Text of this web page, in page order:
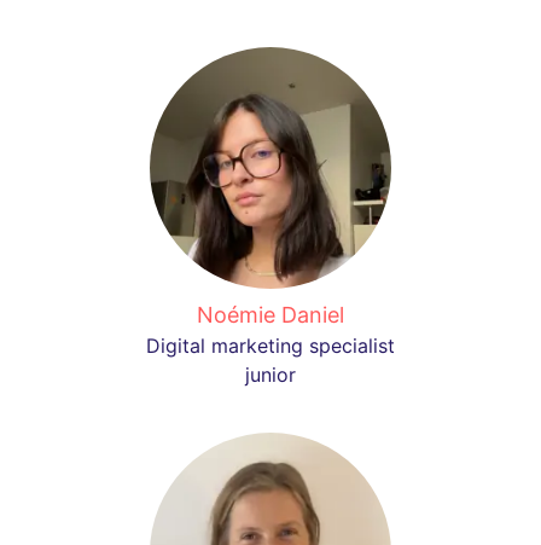
Noémie Daniel
Digital marketing specialist
junior